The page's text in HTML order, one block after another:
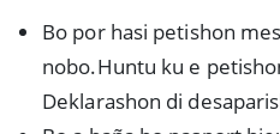
Bo por hasi petishon
nobo.Huntu ku e
Deklarashon di